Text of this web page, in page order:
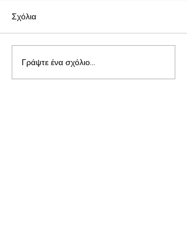
Σχόλια
Γράψτε ένα σχόλιο...